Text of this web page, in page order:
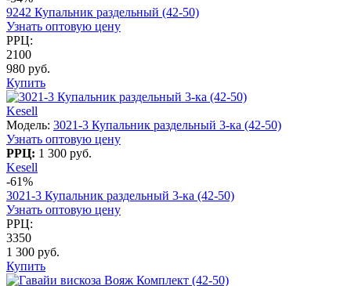
9242 Купальник раздельный (42-50)
Узнать оптовую цену
РРЦ:
2100
980 руб.
Купить
Kesell
Модель: 3021-3 Купальник раздельный 3-ка (42-50)
Узнать оптовую цену
РРЦ: 1 300 руб.
Kesell
-61%
3021-3 Купальник раздельный 3-ка (42-50)
Узнать оптовую цену
РРЦ:
3350
1 300 руб.
Купить